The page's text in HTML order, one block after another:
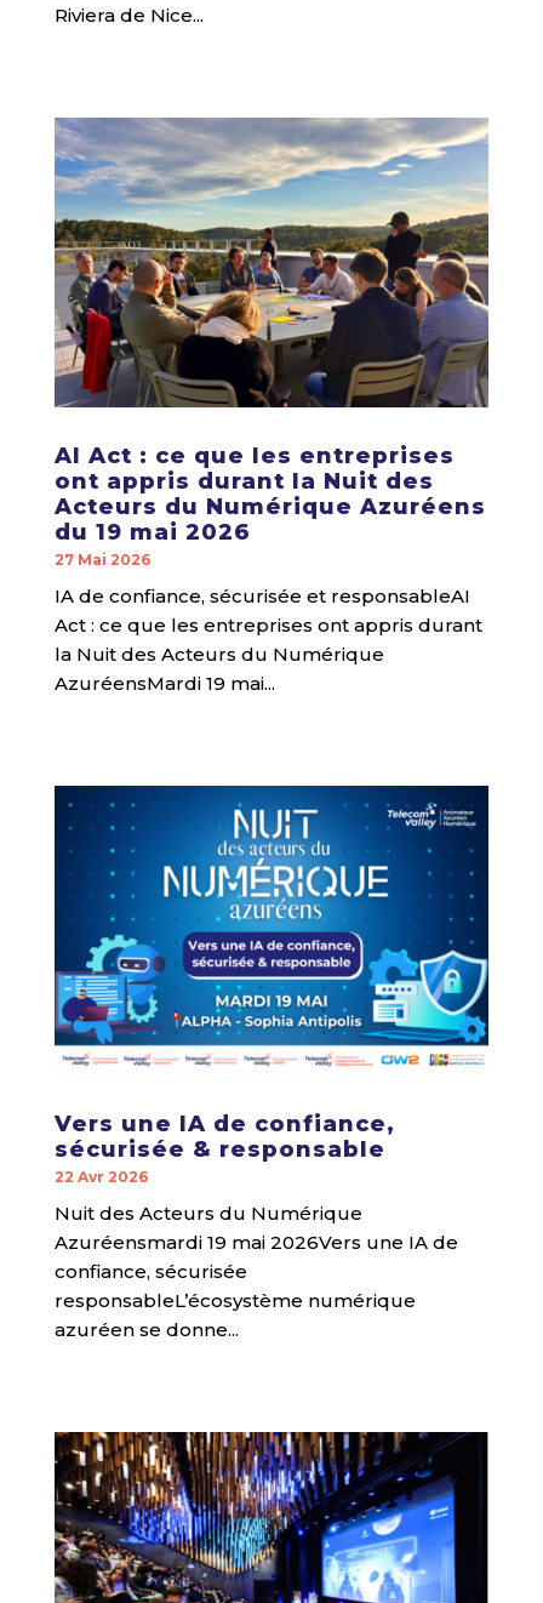
Riviera de Nice...
AI Act : ce que les entreprises
ont appris durant la Nuit des
Acteurs du Numérique Azuréens
du 19 mai 2026
27 Mai 2026
IA de confiance, sécurisée et responsableAI
Act : ce que les entreprises ont appris durant
la Nuit des Acteurs du Numérique
AzuréensMardi 19 mai...
Vers une IA de confiance,
sécurisée & responsable
22 Avr 2026
Nuit des Acteurs du Numérique
Azuréensmardi 19 mai 2026Vers une IA de
confiance, sécurisée
responsableL’écosystème numérique
azuréen se donne...